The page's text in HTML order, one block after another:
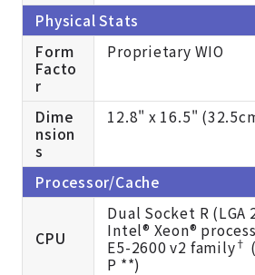
Physical Stats
Form
Facto
r
Proprietary WIO
Dime
nsion
s
12.8" x 16.5"
Processor/Cache
CPU
Dual Socket R (LGA
Intel® Xeon®
E5-2600 v2 family†
P **)